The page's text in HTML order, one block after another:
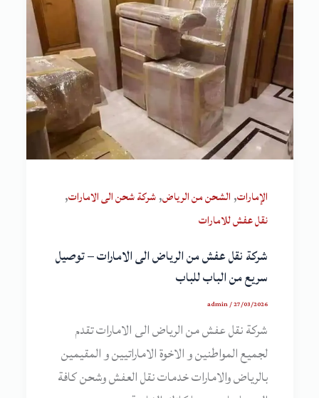
الإمارات, الشحن من الرياض,شركة شحن الى الامارات,
نقل عفش للامارات
شركة نقل عفش من الرياض الى الامارات – توصيل
سريع من الباب للباب
admin/27/03/2026
شركة نقل عفش من الرياض الى الامارات تقدم
لجميع المواطنين و الاخوة الاماراتيين و المقيمين
بالرياض والامارات خدمات نقل العفش وشحن كافة